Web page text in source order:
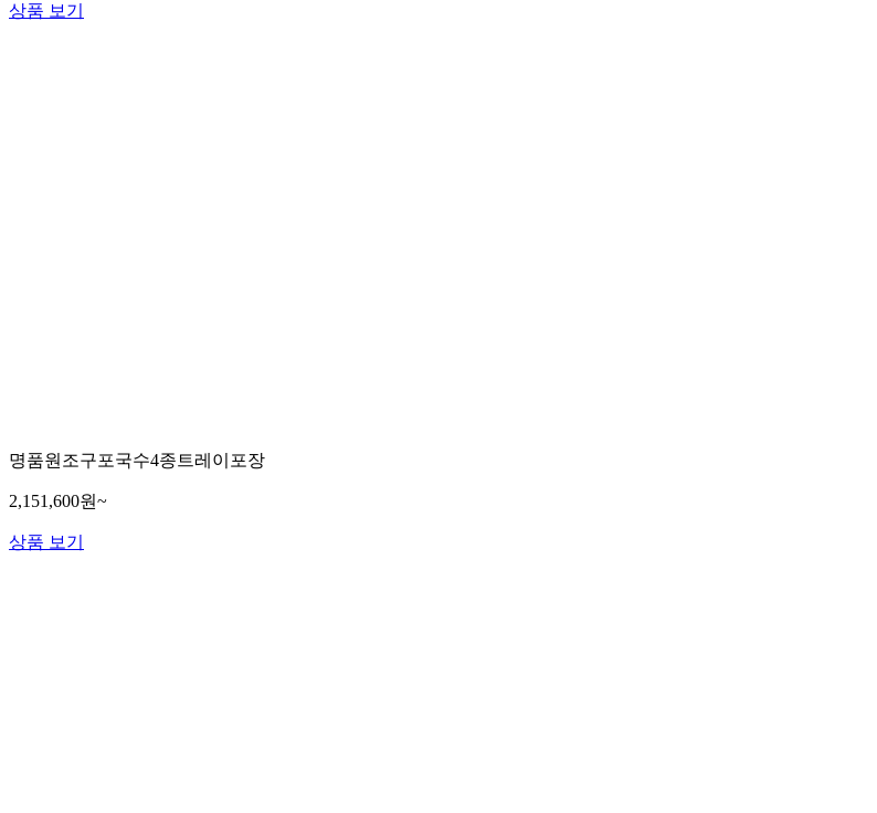
상품 보기
명품원조구포국수4종트레이포장
2,151,600원~
상품 보기